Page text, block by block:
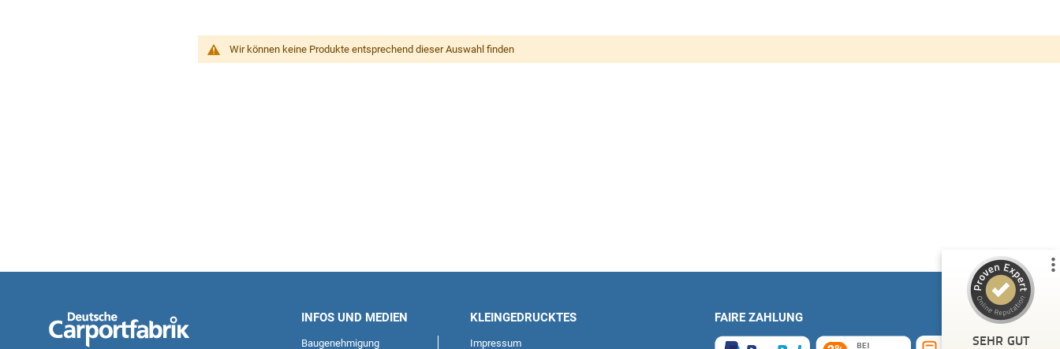
Wir können keine Produkte entsprechend dieser Auswahl finden
INFOS UND MEDIEN
Baugenehmigung
KLEINGEDRUCKTES
Impressum
FAIRE ZAHLUNG
SEHR GUT
14
Bewertungen auf
ProvenExpert.com
51
Blick aufs ProvenExpert-Profil werfen